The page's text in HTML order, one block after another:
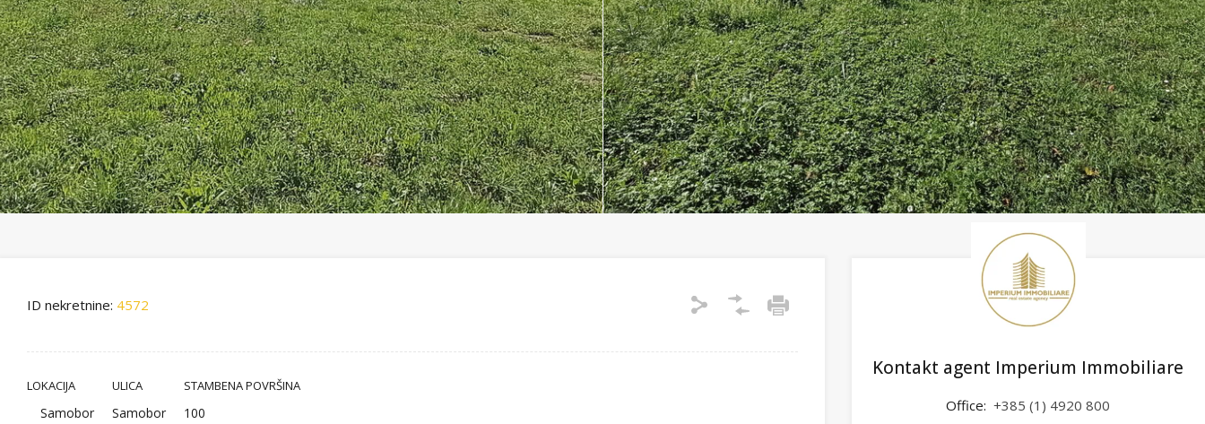
ID nekretnine: 4572
LOKACIJA
Samobor
ULICA
Samobor
STAMBENA POVRŠINA
100
Kontakt agent Imperium Immobiliare
Office: +385 (1) 4920 800